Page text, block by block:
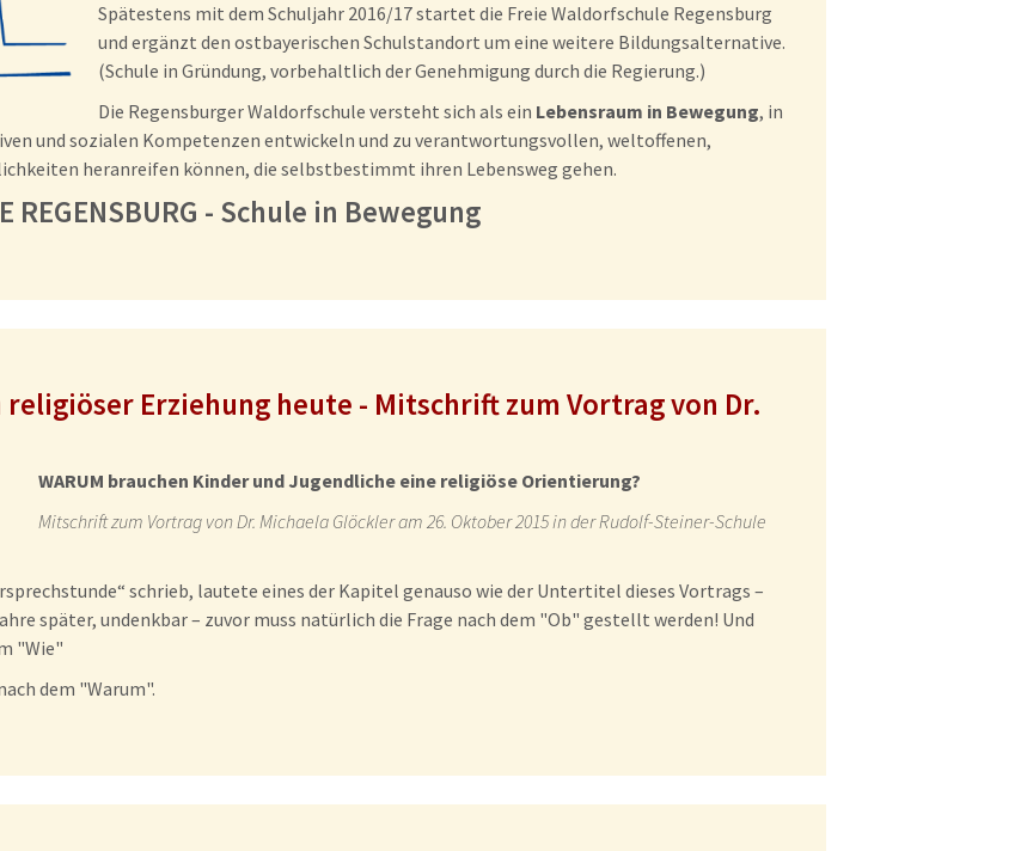
Spätestens mit dem Schuljahr 2016/17 startet die Freie Waldorfschule Regensburg
und ergänzt den ostbayerischen Schulstandort um eine weitere Bildungsalternative.
(Schule in Gründung, vorbehaltlich der Genehmigung durch die Regierung.)
Die Regensburger Waldorfschule versteht sich als ein Lebensraum in Bewegung, in
und sozialen Kompetenzen entwickeln und zu verantwortungsvollen, weltoffenen,
heranreifen können, die selbstbestimmt ihren Lebensweg gehen.
REGENSBURG - Schule in Bewegung
Erziehung heute - Mitschrift zum Vortrag von Dr.
WARUM brauchen Kinder und Jugendliche eine religiöse Orientierung?
Mitschrift zum Vortrag von Dr. Michaela Glöckler am 26. Oktober 2015 in der Rudolf-Steiner-Schule
schrieb, lautete eines der Kapitel genauso wie der Untertitel dieses Vortrags –
später, undenkbar – zuvor muss natürlich die Frage nach dem "Ob" gestellt werden! Und
"Wie"
dem "Warum".